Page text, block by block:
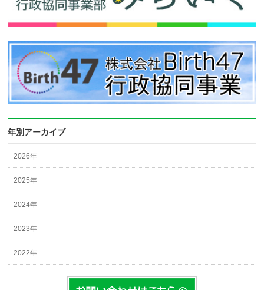
年別アーカイブ
2026年
2025年
2024年
2023年
2022年